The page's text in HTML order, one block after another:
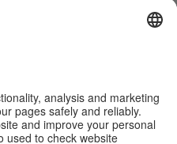
ቋንቋ ክፍሎች
መዳረሻ